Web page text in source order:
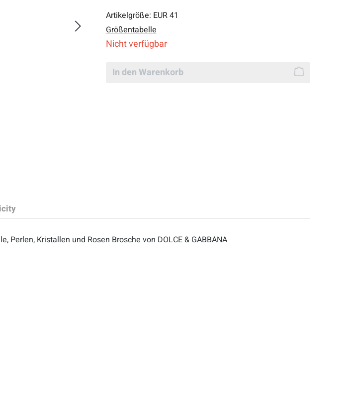
Artikelgröße: EUR 41
Größentabelle
Nicht verfügbar
In den Warenkorb
Kristallen und Rosen Brosche von DOLCE & GABBANA